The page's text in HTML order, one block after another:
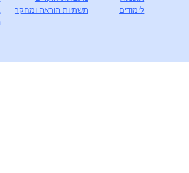
לימודים
תשתיות הוראה ומחקר